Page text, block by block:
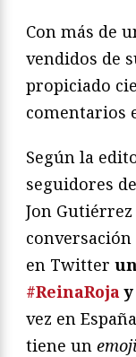
Con más de
vendidos de
propiciado
comentarios
Según la
seguidores
Jon
en Twitter un
#ReinaRoja
vez en
tiene un emoji